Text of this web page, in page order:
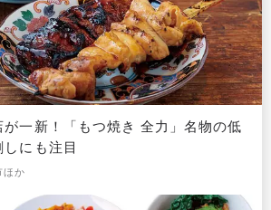
一新！「もつ焼き 全力」名物の低
にも注目
ほか